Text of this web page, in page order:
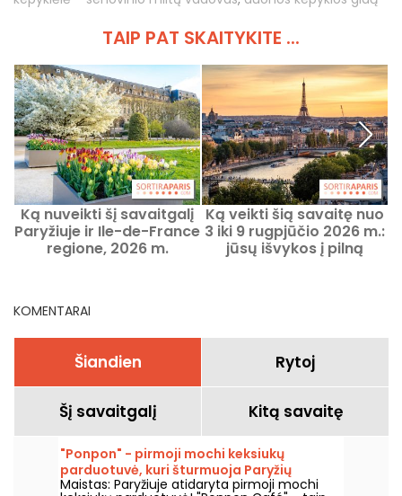
TAIP PAT SKAITYKITE ...
Ką nuveikti šį savaitgalį
Paryžiuje ir Ile-de-France
regione, 2026 m.
Ką veikti šią savaitę nuo
3 iki 9 rugpjūčio 2026 m.:
jūsų išvykos į pilną
KOMENTARAI
Šiandien Rytoj
Šį savaitgalį Kitą savaitę
"Ponpon" - pirmoji mochi keksiukų
parduotuvė, kuri šturmuoja Paryžių
Maistas: Paryžiuje atidaryta pirmoji mochi